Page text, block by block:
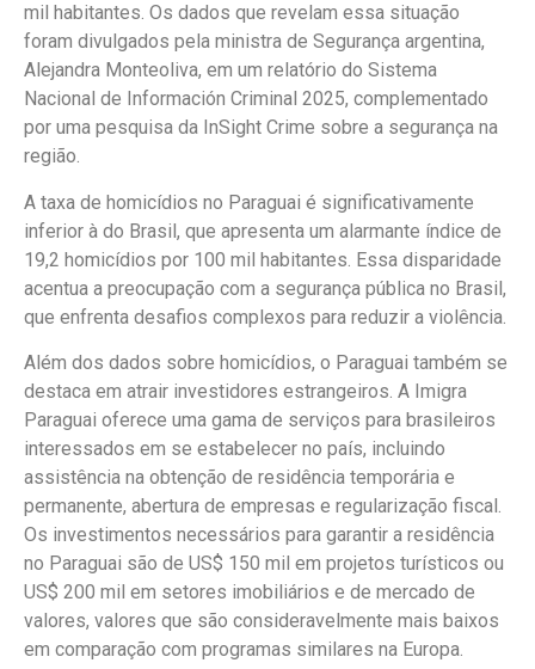
mil habitantes. Os dados que revelam essa situação
foram divulgados pela ministra de Segurança argentina,
Alejandra Monteoliva, em um relatório do Sistema
Nacional de Información Criminal 2025, complementado
por uma pesquisa da InSight Crime sobre a segurança na
região.
A taxa de homicídios no Paraguai é significativamente
inferior à do Brasil, que apresenta um alarmante índice de
19,2 homicídios por 100 mil habitantes. Essa disparidade
acentua a preocupação com a segurança pública no Brasil,
que enfrenta desafios complexos para reduzir a violência.
Além dos dados sobre homicídios, o Paraguai também se
destaca em atrair investidores estrangeiros. A Imigra
Paraguai oferece uma gama de serviços para brasileiros
interessados em se estabelecer no país, incluindo
assistência na obtenção de residência temporária e
permanente, abertura de empresas e regularização fiscal.
Os investimentos necessários para garantir a residência
no Paraguai são de US$ 150 mil em projetos turísticos ou
US$ 200 mil em setores imobiliários e de mercado de
valores, valores que são consideravelmente mais baixos
em comparação com programas similares na Europa.